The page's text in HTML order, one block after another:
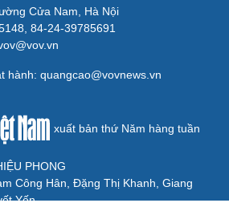
tiếp bóng đá Việt Nam hôm nay 9/8
Cup 2026 mới nhất: Xác định 4
Cup 2026: Việt Nam gặp Malaysia,
TẾ
Ngoại hạng Anh 2026/2027: